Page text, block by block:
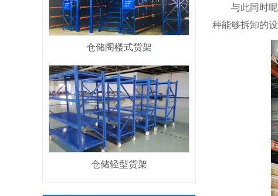
仓储阁楼式货架
仓储轻型货架
与此同时呢
种能够拆卸的